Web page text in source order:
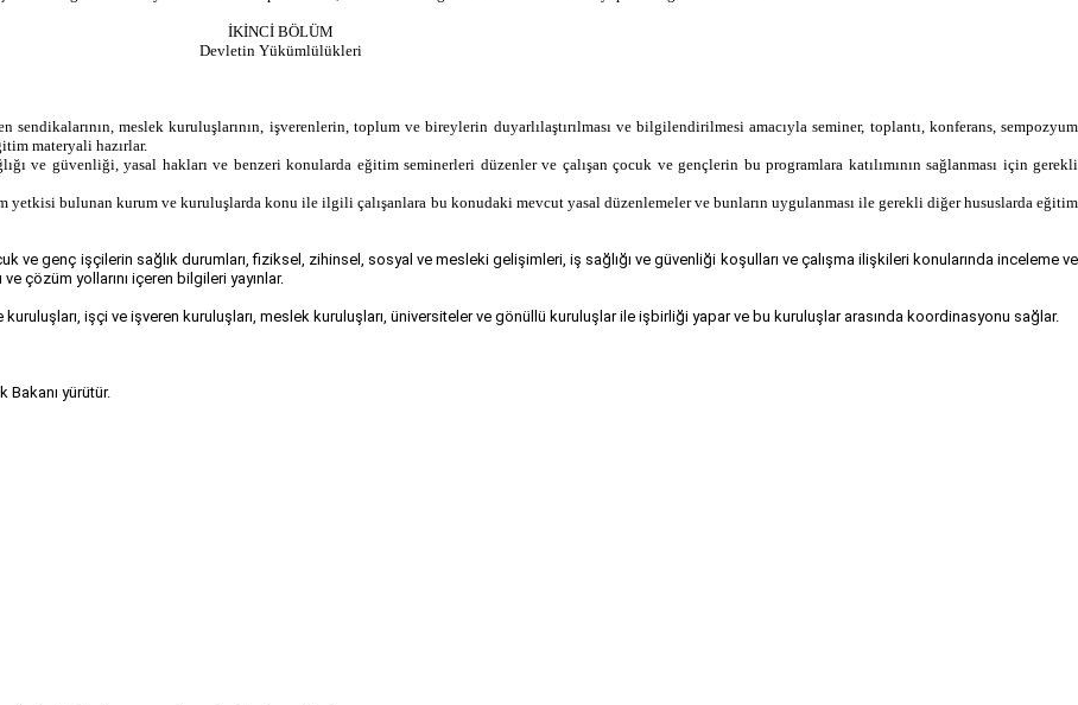
İKİNCİ BÖLÜM
Devletin Yükümlülükleri
meslek kuruluşlarının, işverenlerin, toplum ve bireylerin duyarlılaştırılması ve bilgilendirilmesi amacıyla seminer, toplantı, konferans, sempozyum
materyali hazırlar.
ve güvenliği, yasal hakları ve benzeri konularda eğitim seminerleri düzenler ve çalışan çocuk ve gençlerin bu programlara katılımının sağlanması için gerekli
yetkisi bulunan kurum ve kuruluşlarda konu ile ilgili çalışanlara bu konudaki mevcut yasal düzenlemeler ve bunların uygulanması ile gerekli diğer hususlarda eğitim
ve genç işçilerin sağlık durumları, fiziksel, zihinsel, sosyal ve mesleki gelişimleri, iş sağlığı ve güvenliği koşulları ve çalışma ilişkileri konularında inceleme ve
çözüm yollarını içeren bilgileri yayınlar.
işçi ve işveren kuruluşları, meslek kuruluşları, üniversiteler ve gönüllü kuruluşlar ile işbirliği yapar ve bu kuruluşlar arasında koordinasyonu sağlar.
Bakanı yürütür.